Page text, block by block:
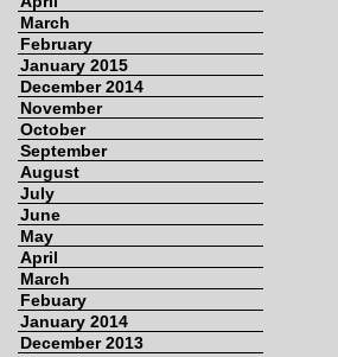
March
February
January 2015
December 2014
November
October
September
August
July
June
May
April
March
Febuary
January 2014
December 2013